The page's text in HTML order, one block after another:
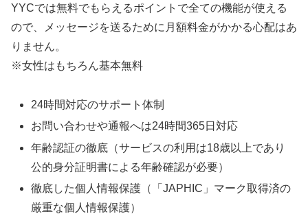
YYCでは無料でもらえるポイントで全ての機能が使える
ので、メッセージを送るために月額料金がかかる心配はあ
りません。
※女性はもちろん基本無料
24時間対応のサポート体制
お問い合わせや通報へは24時間365日対応
年齢認証の徹底（サービスの利用は18歳以上であり
公的身分証明書による年齢確認が必要）
徹底した個人情報保護（「JAPHIC」マーク取得済の
厳重な個人情報保護）